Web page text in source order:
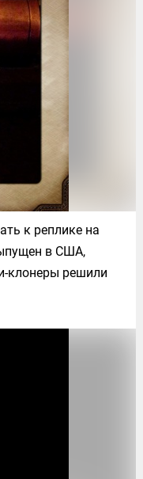
к реплике на
в США,
клонеры решили